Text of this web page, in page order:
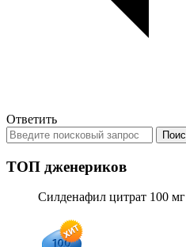
Ответить
ТОП дженериков
Силденафил цитрат 100 мг